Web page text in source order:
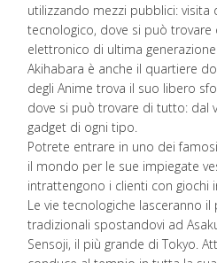
utilizzando mezzi pubblici: visita
tecnologico, dove si può
elettronico di ultima generazione.
Akihabara è anche il quartiere
degli Anime trova il suo libero
dove si può trovare di tutto: dal
gadget di ogni tipo.
Potrete entrare in uno dei
il mondo per le sue impiegate
intrattengono i clienti con giochi
Le vie tecnologiche lasceranno
tradizionali spostandovi ad
Sensoji, il più grande di Tokyo.